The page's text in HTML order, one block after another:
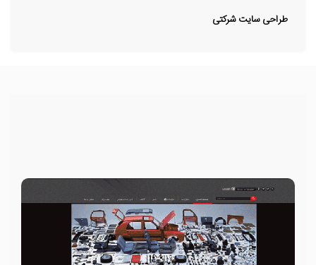
طراحی سایت شرکتی